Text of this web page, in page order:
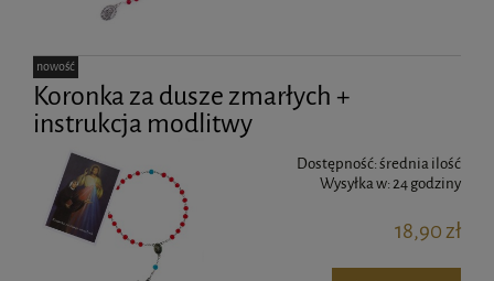
Koronka za dusze zmarłych +
instrukcja modlitwy
Dostępność:średnia ilość
Wysyłka w:24 godziny
18,90 zł
nowość